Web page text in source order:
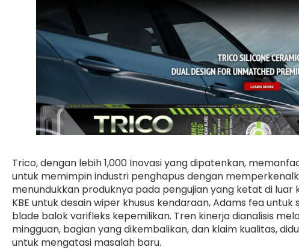
Trico, dengan lebih 1,000 Inovasi yang dipatenkan,
untuk memimpin industri penghapus dengan
menundukkan produknya pada pengujian yang ketat di
KBE untuk desain wiper khusus kendaraan, Adams fea
blade balok varifleks kepemilikan. Tren kinerja dianalisis
mingguan, bagian yang dikembalikan, dan klaim kualitas,
untuk mengatasi masalah baru.